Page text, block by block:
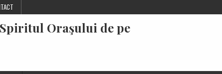
Oraşului de pe